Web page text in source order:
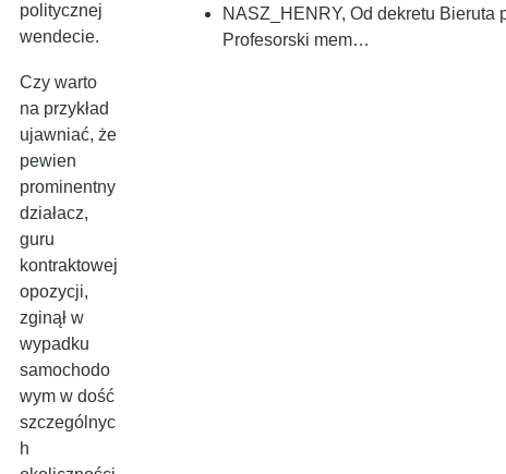
politycznej
wendecie.
Czy warto
na przykład
ujawniać, że
pewien
prominentny
działacz,
guru
kontraktowej
opozycji,
zginął w
wypadku
samochodo
wym w dość
szczególnyc
h
NASZ_HENRY, Od dekretu Bieruta
Profesorski mem…